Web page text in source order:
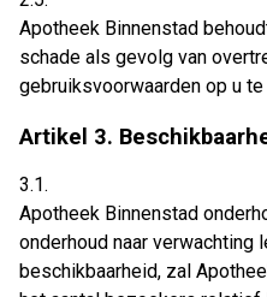
Apotheek Binnenstad
schade als gevolg van
gebruiksvoorwaarden op u te
Artikel 3.
3.1.
Apotheek Binnenstad
onderhoud naar verwachting
beschikbaarheid, zal